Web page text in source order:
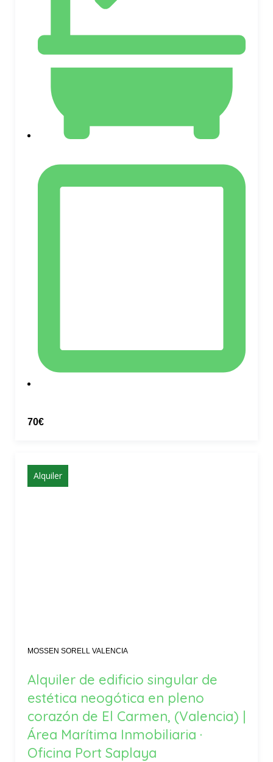
70€
Alquiler
MOSSEN SORELL VALENCIA
Alquiler de edificio singular de
estética neogótica en pleno
corazón de El Carmen, (Valencia) |
Área Marítima Inmobiliaria ·
Oficina Port Saplaya